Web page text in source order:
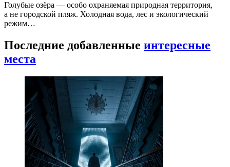
Голубые озёра — особо охраняемая природная территория,
а не городской пляж. Холодная вода, лес и экологический
режим…
Последние добавленные интересные
места